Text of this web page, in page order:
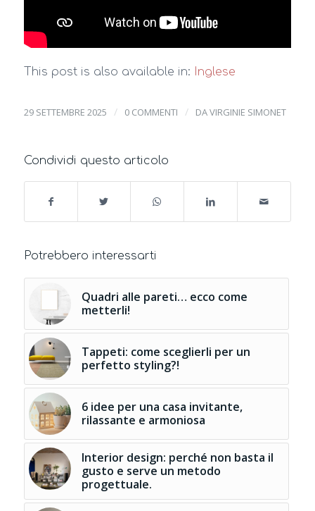
This post is also available in: Inglese
29 SETTEMBRE 2025 / 0 COMMENTI / DAVIRGINIE SIMONET
Condividi questo articolo
Potrebbero interessarti
Quadri alle pareti… ecco come
metterli!
Tappeti: come sceglierli per un
perfetto styling?!
6 idee per una casa invitante,
rilassante e armoniosa
Interior design: perché non basta il
gusto e serve un metodo
progettuale.